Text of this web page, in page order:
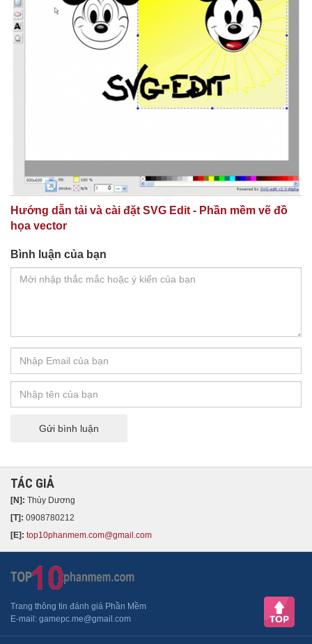
Hướng dẫn tải và cài đặt SVG Edit - Phần mềm vẽ đồ
họa vector
Bình luận của bạn
Gửi bình luận
TÁC GIẢ
[N]: Thùy Dương
[T]: 0908780212
[E]: top10phanmem.com@gmail.com
Trang thông tin đánh giá Phần Mềm
​E-mail: gamepc.me@gmail.com